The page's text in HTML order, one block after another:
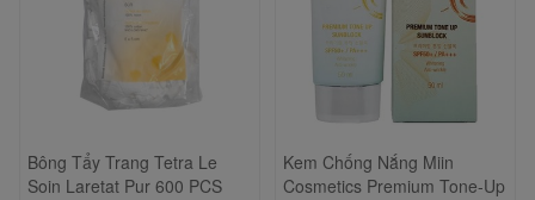
Bông Tẩy Trang Tetra Le
Soin Laretat Pur 600 PCS
Kem Chống Nắng Miin
Cosmetics Premium Tone-Up